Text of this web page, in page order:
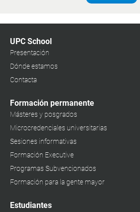
UPC School
Presentación
Dónde estamos
Contacta
Formación permanente
Másteres y posgrados
Microcredenciales universitarias
Sesiones informativas
Formación Executive
Programas Subvencionados
Formación para la gente mayor
Estudiantes